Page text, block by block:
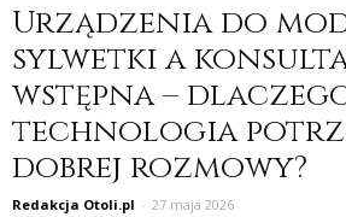
Urządzenia do
sylwetki a
wstępna –
technologia
dobrej rozmowy?
Redakcja Otoli.pl - 27 maja 2026